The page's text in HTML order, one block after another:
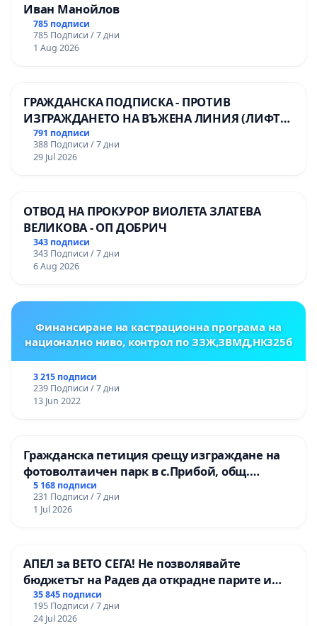
Иван Манойлов
785 подписи
785 Подписи / 7 дни
1 Aug 2026
ГРАЖДАНСКА ПОДПИСКА - ПРОТИВ
ИЗГРАЖДАНЕТО НА ВЪЖЕНА ЛИНИЯ (ЛИФТ)
НА ТЕРИТОРИЯТА НА ПРИРОДНА
ЗАБЕЛЕЖИТЕЛНОСТ „ХЪЛМ НА
ОСВОБОДИТЕЛИТЕ“ (БУНАРДЖИК)
791 подписи
388 Подписи / 7 дни
29 Jul 2026
ОТВОД НА ПРОКУРОР ВИОЛЕТА ЗЛАТЕВА
ВЕЛИКОВА - ОП ДОБРИЧ
343 подписи
343 Подписи / 7 дни
6 Aug 2026
Финансиране на кастрационна програма на
национално ниво, контрол по ЗЗЖ,ЗВМД,НК325б
3 215 подписи
239 Подписи / 7 дни
13 Jun 2022
Гражданска петиция срещу изграждане на
фотоволтаичен парк в с.Прибой, общ.
Радомир
5 168 подписи
231 Подписи / 7 дни
1 Jul 2026
АПЕЛ за ВЕТО СЕГА! Не позволявайте
бюджетът на Радев да открадне парите и
правата ни в тъмното
35 845 подписи
195 Подписи / 7 дни
24 Jul 2026